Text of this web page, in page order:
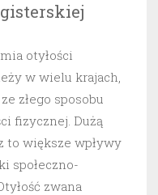
otyłości
w wielu krajach,
złego sposobu
fizycznej. Dużą
to większe wpływy
społeczno-
zwana